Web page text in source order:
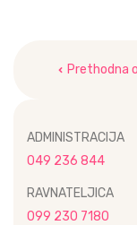
Prethodna
ADMINISTRACIJA
049 236 844
RAVNATELJICA
099 230 7180